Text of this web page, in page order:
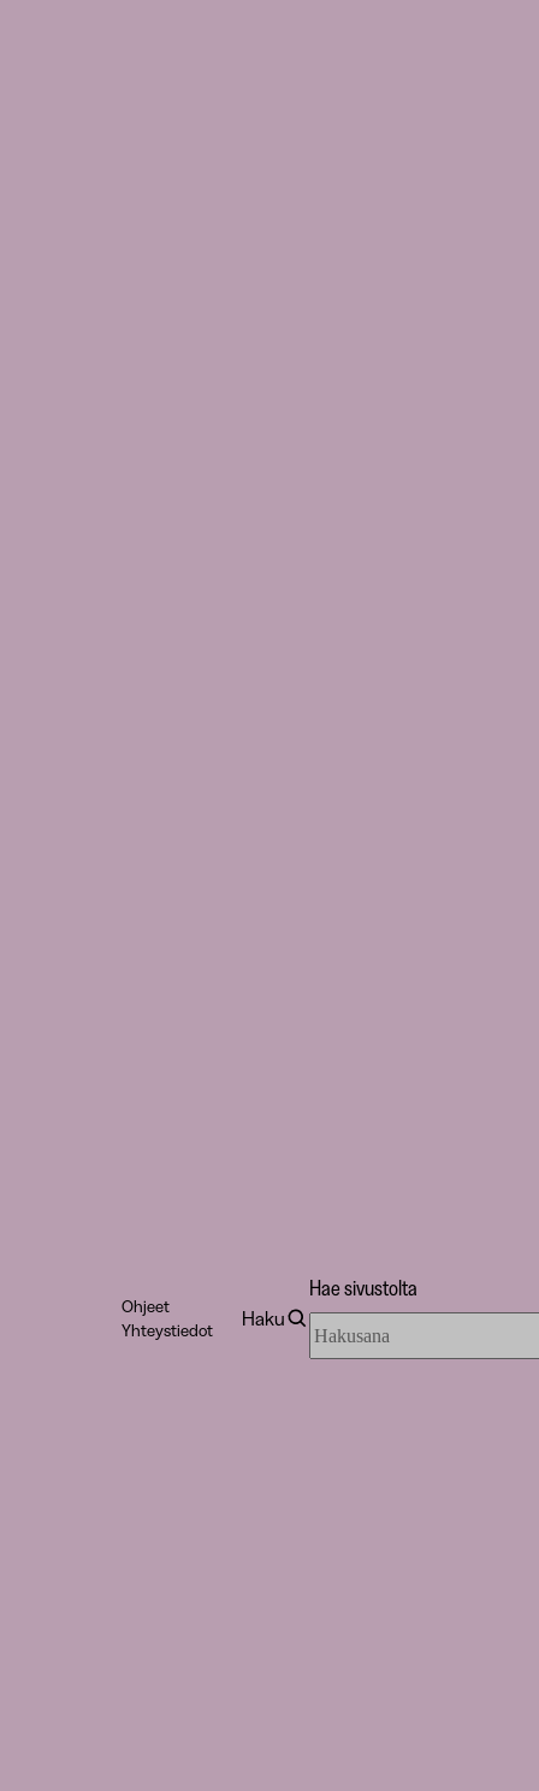
Ohjeet
Yhteystiedot
Haku
Hae sivustolta
sivustolta